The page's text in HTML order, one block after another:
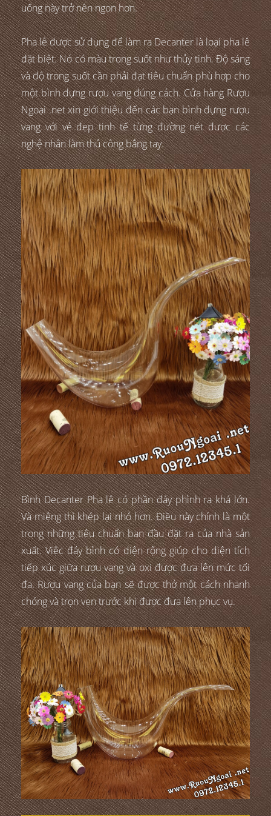
uống này trở nên ngon hơn.
Pha lê được sử dụng để làm ra Decanter là loại pha lê
đặt biệt. Nó có màu trong suốt như thủy tinh. Độ sáng
và độ trong suốt cần phải đạt tiêu chuẩn phù hợp cho
một bình đựng rượu vang đúng cách. Cửa hàng Rượu
Ngoại .net xin giới thiệu đến các bạn bình đựng rượu
vang với vẻ đẹp tinh tế từng đường nét được các
nghệ nhân làm thủ công bẳng tay.
Bình Decanter Pha lê có phần đáy phình ra khá lớn.
Và miệng thì khép lại nhỏ hơn. Điều này chính là một
trong những tiêu chuẩn ban đầu đặt ra của nhà sản
xuất. Việc đáy bình có diện rộng giúp cho diện tích
tiếp xúc giữa rượu vang và oxi được đưa lên mức tối
đa. Rượu vang của bạn sẽ được thở một cách nhanh
chóng và trọn vẹn trước khi được đưa lên phục vụ.